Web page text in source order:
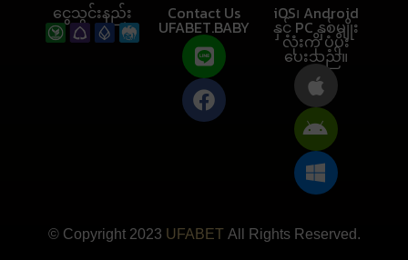
ငွေသွင်းနည်း Contact Us
UFABET.BABY
iOS၊ Android
နှင့် PC နှစ်မျိုး
လုံးကို ပံ့ပိုး
ပေးသည်။
© Copyright 2023 UFABETAll Rights Reserved.